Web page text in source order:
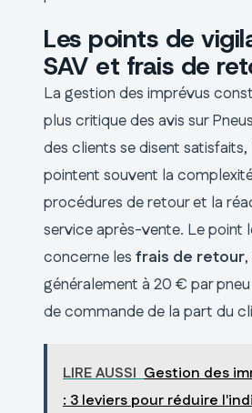
Les points de
SAV et frais de
La gestion des imprévus
plus critique des avis sur
des clients se disent
pointent souvent la
procédures de retour et la
service après-vente. Le point
concerne les frais de retour,
généralement à 20 € par pneu
de commande de la part du
LIRE AUSSI Gestion des
: 3 leviers pour réduire